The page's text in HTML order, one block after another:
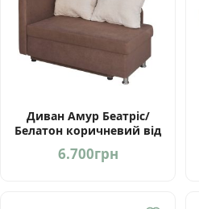
Диван Амур Беатріс/
Белатон коричневий від
фабрики Мебель-Сервіс
Україна
6.700грн